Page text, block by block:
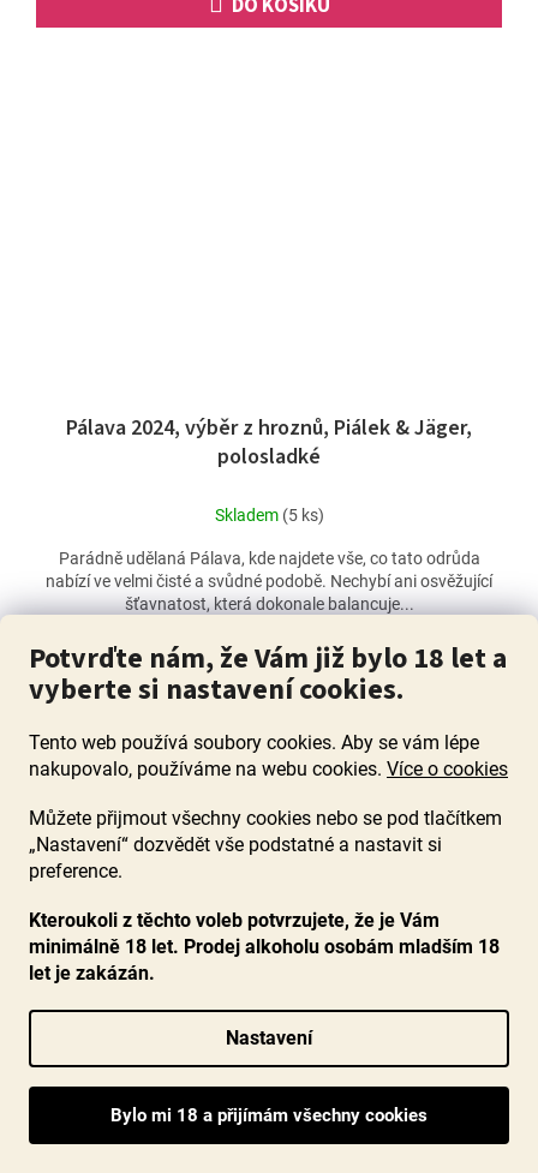
Potvrďte nám, že Vám již bylo 18 let a
vyberte si nastavení cookies.
Tento web používá soubory cookies. Aby se vám lépe
nakupovalo, používáme na webu cookies. Více o cookies
Můžete přijmout všechny cookies nebo se pod tlačítkem
„Nastavení“ dozvědět vše podstatné a nastavit si
preference.
Kteroukoli z těchto voleb potvrzujete, že je Vám
minimálně 18 let. Prodej alkoholu osobám mladším 18
let je zakázán.
Nastavení
DO KOŠÍKU
Pálava 2024, výběr z hroznů, Piálek & Jäger,
polosladké
Skladem (5 ks)
290 Kč
Parádně udělaná Pálava, kde najdete vše, co tato odrůda
nabízí ve velmi čisté a svůdné podobě. Nechybí ani osvěžující
šťavnatost, která dokonale balancuje...
Vinho Verde Loureiro 2025, Avicella, Portugalsko